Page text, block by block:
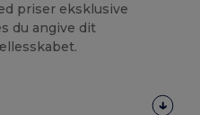
priser eksklusive
du angive dit